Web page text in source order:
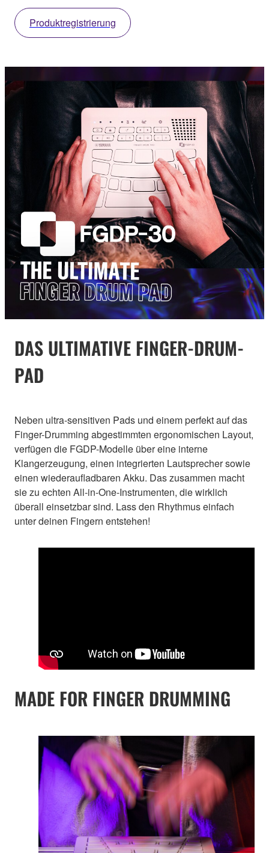
Produktregistrierung
DAS ULTIMATIVE FINGER-DRUM-
PAD
Neben ultra-sensitiven Pads und einem perfekt auf das
Finger-Drumming abgestimmten ergonomischen Layout,
verfügen die FGDP-Modelle über eine interne
Klangerzeugung, einen integrierten Lautsprecher sowie
einen wiederaufladbaren Akku. Das zusammen macht
sie zu echten All-in-One-Instrumenten, die wirklich
überall einsetzbar sind. Lass den Rhythmus einfach
unter deinen Fingern entstehen!
MADE FOR FINGER DRUMMING